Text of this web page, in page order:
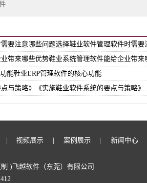
要注意哪些问题选择鞋业软件管理软件时需要
带来哪些优势鞋业系统管理软件能给企业带来
能鞋业ERP管理软件的核心功能
与策略》《实施鞋业软件系统的要点与策略》
视频展示 案例展示 新闻中心
)飞越软件（东莞）有限公司